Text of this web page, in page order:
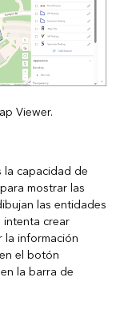
Viewer.
la capacidad de
mostrar las
las entidades
crear
información
el botón
la barra de